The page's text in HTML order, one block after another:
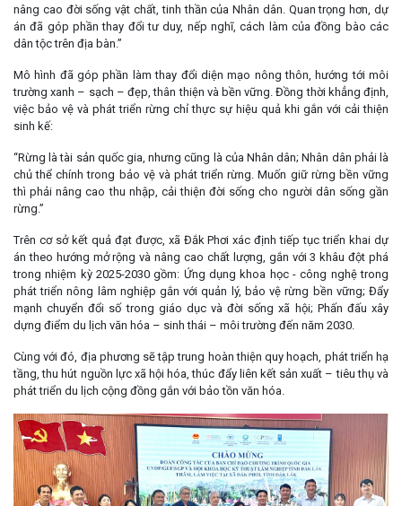
nâng cao đời sống vật chất, tinh thần của Nhân dân. Quan trọng hơn, dự
án đã góp phần thay đổi tư duy, nếp nghĩ, cách làm của đồng bào các
dân tộc trên địa bàn.”
Mô hình đã góp phần làm thay đổi diện mạo nông thôn, hướng tới môi
trường xanh – sạch – đẹp, thân thiện và bền vững. Đồng thời khẳng định,
việc bảo vệ và phát triển rừng chỉ thực sự hiệu quả khi gắn với cải thiện
sinh kế:
“Rừng là tài sản quốc gia, nhưng cũng là của Nhân dân; Nhân dân phải là
chủ thể chính trong bảo vệ và phát triển rừng. Muốn giữ rừng bền vững
thì phải nâng cao thu nhập, cải thiện đời sống cho người dân sống gần
rừng.”
Trên cơ sở kết quả đạt được, xã Đắk Phơi xác định tiếp tục triển khai dự
án theo hướng mở rộng và nâng cao chất lượng, gắn với 3 khâu đột phá
trong nhiệm kỳ 2025-2030 gồm: Ứng dụng khoa học - công nghệ trong
phát triển nông lâm nghiệp gắn với quản lý, bảo vệ rừng bền vững; Đẩy
mạnh chuyển đổi số trong giáo dục và đời sống xã hội; Phấn đấu xây
dựng điểm du lịch văn hóa – sinh thái – môi trường đến năm 2030.
Cùng với đó, địa phương sẽ tập trung hoàn thiện quy hoạch, phát triển hạ
tầng, thu hút nguồn lực xã hội hóa, thúc đẩy liên kết sản xuất – tiêu thụ và
phát triển du lịch cộng đồng gắn với bảo tồn văn hóa.